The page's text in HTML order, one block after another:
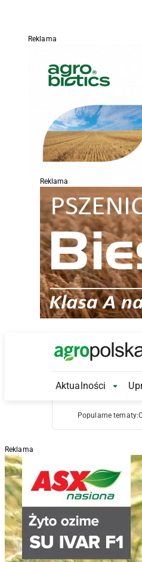
Reklama
Reklama
Main Logo
Aktualności
Popularne tematy:
Reklama